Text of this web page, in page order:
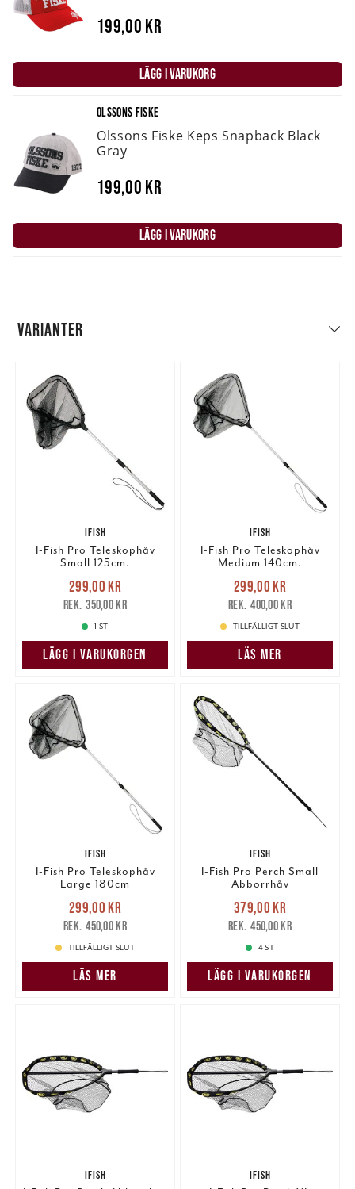
199,00 kr
LÄGG I VARUKORG
OLSSONS FISKE
Olssons Fiske Keps Snapback Black
Gray
199,00 kr
LÄGG I VARUKORG
VARIANTER
IFISH
I-Fish Pro Teleskophåv
Small 125cm.
Nuvarande pris
299,00 krTidigare pris
350,00 kr
299,00 kr
350,00 kr
1 ST
LÄGG I VARUKORGEN
IFISH
I-Fish Pro Teleskophåv
Medium 140cm.
Nuvarande pris
299,00 krTidigare pris
400,00 kr
299,00 kr
400,00 kr
TILLFÄLLIGT SLUT
LÄS MER
IFISH
I-Fish Pro Teleskophåv
Large 180cm
Nuvarande pris
299,00 krTidigare pris
450,00 kr
299,00 kr
450,00 kr
TILLFÄLLIGT SLUT
LÄS MER
IFISH
I-Fish Pro Perch Small
Abborrhåv
Nuvarande pris
379,00 krTidigare pris
450,00 kr
379,00 kr
450,00 kr
4 ST
LÄGG I VARUKORGEN
IFISH IFISH